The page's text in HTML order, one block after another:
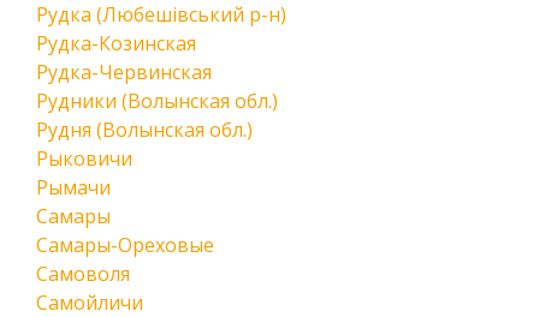
Рудка (Любешівський р-н)
Рудка-Козинская
Рудка-Червинская
Рудники (Волынская обл.)
Рудня (Волынская обл.)
Рыковичи
Рымачи
Самары
Самары-Ореховые
Самоволя
Самойличи